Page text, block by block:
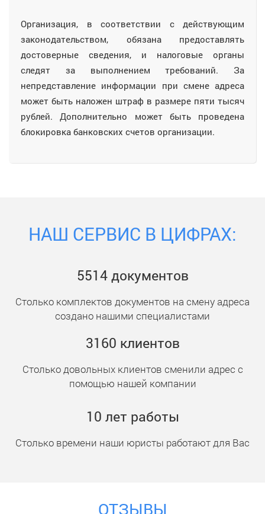
Организация, в соответствии с действующим
законодательством, обязана предоставлять
достоверные сведения, и налоговые органы
следят за выполнением требований. За
непредставление информации при смене адреса
может быть наложен штраф в размере пяти тысяч
рублей. Дополнительно может быть проведена
блокировка банковских счетов организации.
НАШ СЕРВИС В ЦИФРАХ:
5514документов
Столько комплектов документов на смену адреса
создано нашими специалистами
3160 клиентов
Столько довольных клиентов сменили адрес с
помощью нашей компании
10 лет работы
Столько времени наши юристы работают для Вас
ОТЗЫВЫ